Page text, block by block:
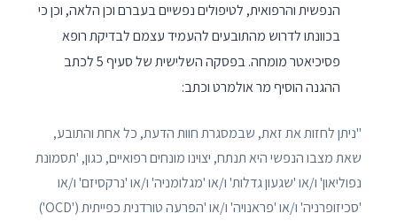
הנפשית והרפואית, לטיפולים נפשיים בעברם וכן הלאה, וכן כי
בכוונתו לדרוש מהתובעים להעמיד עצמם לבדיקת רופא
פסיכיאטר מומחה. בפסקה השלישית של סעיף 5 לכתב
ההגנה הוסיף מר אולמרט וכתב:
"ניתן לחזות את זאת, שבמסגרת חוות הדעת, כל אחת והתובע,
שאת מצבו הנפשי היא תנתח, יצוינו מונחים רפואיים, כגון, 'תסמונת
נפוליאון' ו/או 'שגעון גדלות' ו/או 'מגלומניה' ו/או 'נרקסיזם' ו/או
'סכיזופרניה' ו/או 'פראנויה' ו/או 'הפרעה טורדנית כפייתית ('OCD')